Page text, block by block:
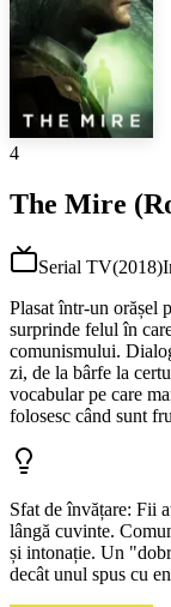
4
The Mire
Serial TV(2018)
Plasat într-un orășel
surprinde felul în
comunismului.
zi, de la bârfe la
vocabular pe care
folosesc când sunt
Sfat de învățare: Fii
lângă cuvinte.
și intonație. Un
decât unul spus cu